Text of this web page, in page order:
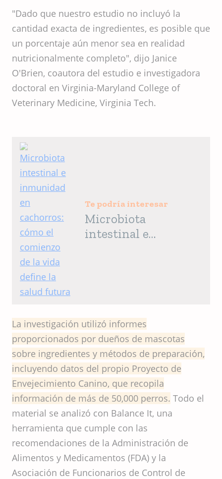
"Dado que nuestro estudio no incluyó la
cantidad exacta de ingredientes, es posible que
un porcentaje aún menor sea en realidad
nutricionalmente completo", dijo Janice
O'Brien, coautora del estudio e investigadora
doctoral en Virginia-Maryland College of
Veterinary Medicine, Virginia Tech.
Te podría interesar
Microbiota
intestinal e
La investigación utilizó informes
proporcionados por dueños de mascotas
sobre ingredientes y métodos de preparación,
incluyendo datos del propio Proyecto de
Envejecimiento Canino, que recopila
información de más de 50,000 perros. Todo el
material se analizó con Balance It, una
herramienta que cumple con las
recomendaciones de la Administración de
Alimentos y Medicamentos (FDA) y la
Asociación de Funcionarios de Control de